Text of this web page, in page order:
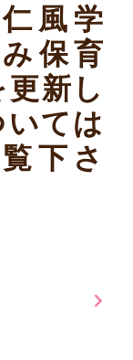
風学
保育
新し
ては
下さ